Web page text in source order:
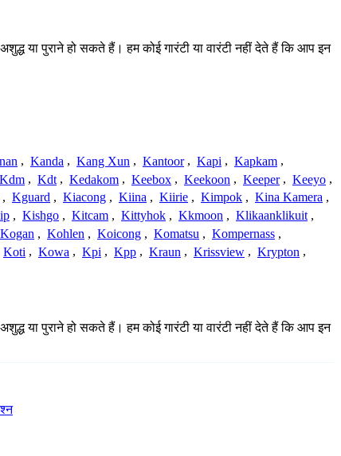
या पुराने हो सकते हैं। हम कोई गारंटी या वारंटी नहीं देते हैं कि आप इन
, Kanda , Kang Xun , Kantoor , Kapi , Kapkam ,
Kdm , Kdt , Kedakom , Keebox , Keekoon , Keeper , Keeyo ,
, Kguard , Kiacong , Kiina , Kiirie , Kimpok , Kina Kamera ,
, Kishgo , Kitcam , Kittyhok , Kkmoon , Klikaanklikuit ,
Kogan , Kohlen , Koicong , Komatsu , Kompernass ,
Koti , Kowa , Kpi , Kpp , Kraun , Krissview , Krypton ,
या पुराने हो सकते हैं। हम कोई गारंटी या वारंटी नहीं देते हैं कि आप इन